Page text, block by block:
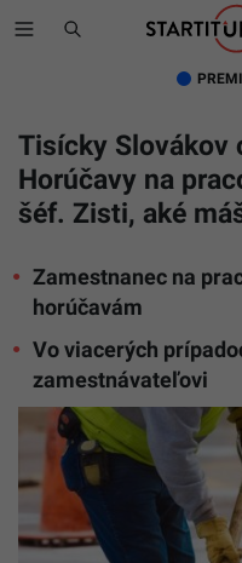
Tisícky Slovákov
Horúčavy na
šéf. Zisti, aké
Zamestnanec na
horúčavám
Vo viacerých
zamestnávateľovi